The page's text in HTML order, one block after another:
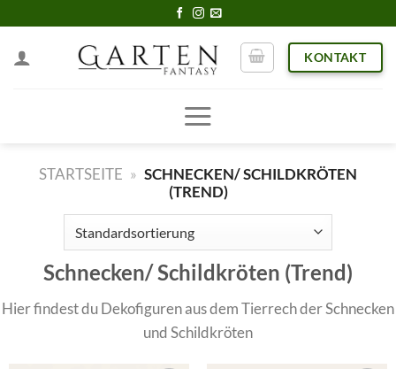
content
KONTAKT
STARTSEITE » SCHNECKEN/ SCHILDKRÖTEN
(TREND)
Schnecken/ Schildkröten (Trend)
Hier findest du Dekofiguren aus dem Tierrech der Schnecken
und Schildkröten